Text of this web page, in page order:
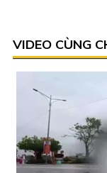
VIDEO CÙNG